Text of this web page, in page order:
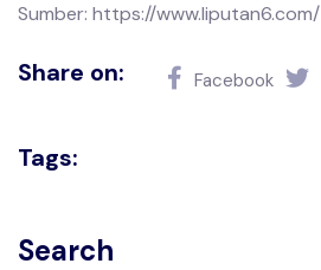
Sumber: https://www.liputan6.com/
Share on: Facebook
Tags:
Search